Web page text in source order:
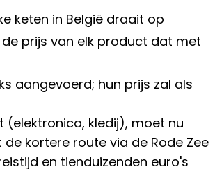
keten in België draait op
prijs van elk product dat met
aangevoerd; hun prijs zal als
(elektronica, kledij), moet nu
kortere route via de Rode Zee
en tienduizenden euro's